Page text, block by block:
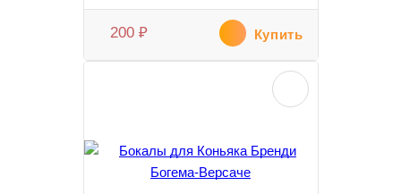
200 ₽ Купить